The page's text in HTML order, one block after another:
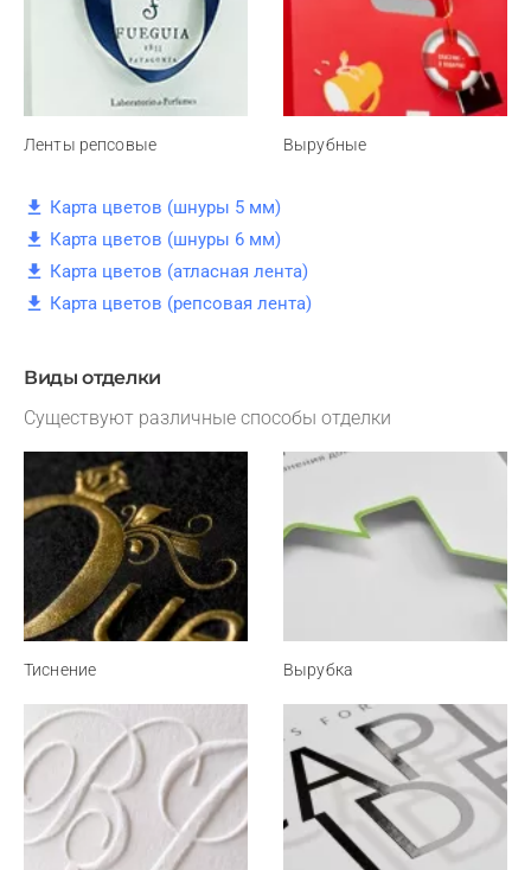
Ленты репсовые Вырубные
Карта цветов (шнуры 5 мм)
Карта цветов (шнуры 6 мм)
Карта цветов (атласная лента)
Карта цветов (репсовая лента)
Виды отделки
Существуют различные способы отделки
Тиснение Вырубка